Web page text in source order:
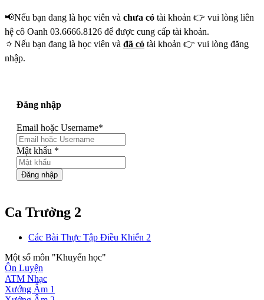
📢Nếu bạn đang là học viên và chưa có tài khoản 👉 vui lòng liên
hệ cô Oanh 03.6666.8126 để được cung cấp tài khoản.
🔅Nếu bạn đang là học viên và đã có tài khoản 👉 vui lòng đăng
nhập.
Đăng nhập
Email hoặc Username*
Mật khẩu *
Đăng nhập
Ca Trưởng 2
Các Bài Thực Tập Điều Khiển 2
Một số môn "Khuyến học"
Ôn Luyện
ATM Nhạc
Xướng Âm 1